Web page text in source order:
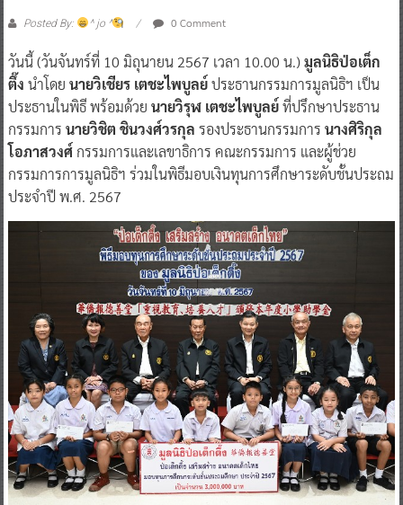
Posted By: ^ jo ^ 0 Comment
วันนี้ (วันจันทร์ที่ 10 มิถุนายน 2567 เวลา 10.00 น.)มูลนิธิป่อเต็ก
ตึ๊ง นำโดย นายวิเชียร เตชะไพบูลย์ประธานกรรมการมูลนิธิฯ เป็น
ประธานในพิธี พร้อมด้วย นายวิรุฬ เตชะไพบูลย์ที่ปรึกษาประธาน
กรรมการ นายวิชิต ชินวงศ์วรกุล รองประธานกรรมการ นางศิริกุล
โอภาสวงศ์ กรรมการและเลขาธิการ คณะกรรมการ และผู้ช่วย
กรรมการการมูลนิธิฯ ร่วมในพิธีมอบเงินทุนการศึกษาระดับชั้นประถม
ประจำปี พ.ศ. 2567